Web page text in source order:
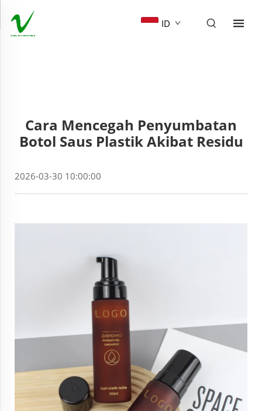
ID
Cara Mencegah Penyumbatan
Botol Saus Plastik Akibat Residu
2026-03-30 10:00:00